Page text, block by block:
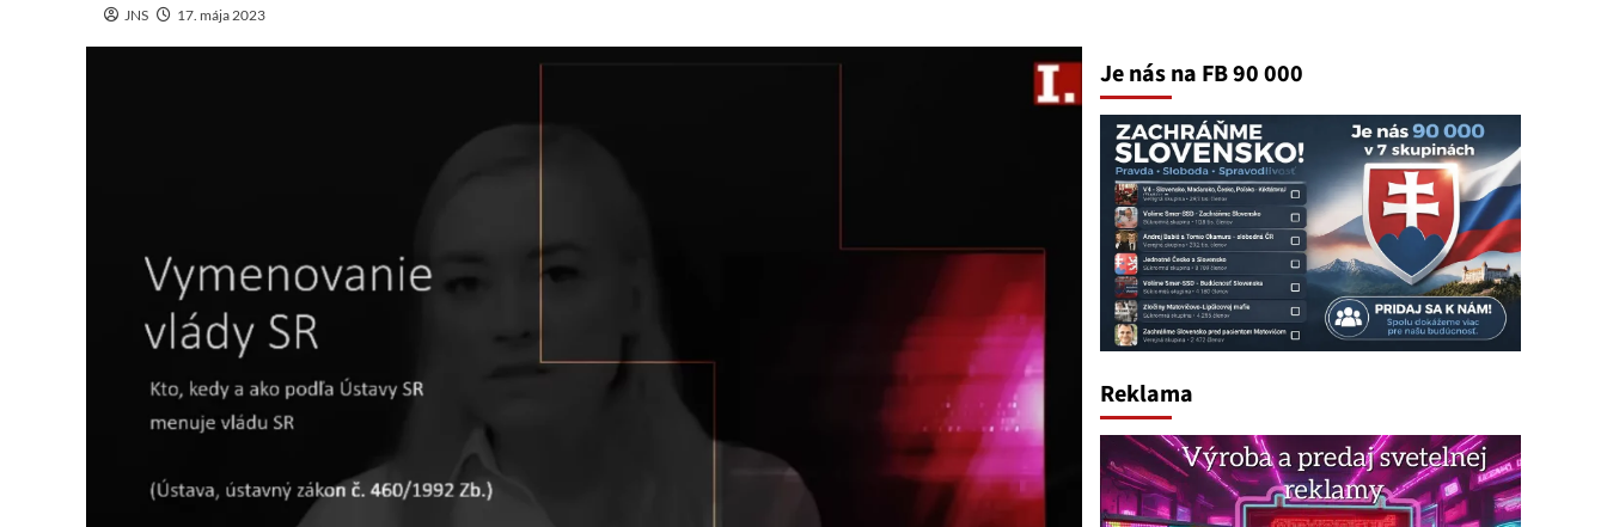
JNS 17. mája 2023
Je nás na FB 90 000
Reklama